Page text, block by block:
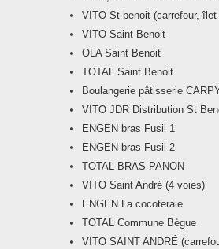
VITO St benoit (carrefour,
VITO Saint Benoit
OLA Saint Benoit
TOTAL Saint Benoit
Boulangerie pâtisserie
VITO JDR Distribution St
ENGEN bras Fusil 1
ENGEN bras Fusil 2
TOTAL BRAS PANON
VITO Saint André (4 voies)
ENGEN La cocoteraie
TOTAL Commune Bègue
VITO SAINT ANDRÉ